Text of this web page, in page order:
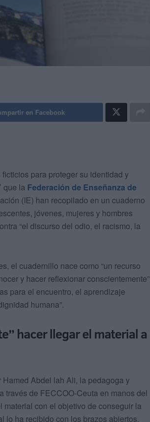
en Facebook
para proteger su identidad y
’ que la Federación de Enseñanza de
(IE) han recopilado en un cuaderno
jóvenes, mujeres y hombres
“el discurso del odio, el racismo, la
el cuadernillo nace como “un recurso
y hacer reflexionar conscientemente”
para el encuentro, el aprendizaje
humana”.
hacer llegar el material a
Abdel lah Ali, la pedagoga y
de FECCOO-Ceuta en manos del
material con el objetivo de conseguir la
lo ha recibido con los brazos abiertos.